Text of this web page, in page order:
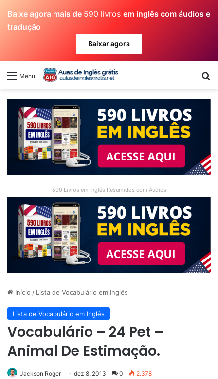
Baixe agora mais de 590 livros em inglês com áudios e
tradução
Baixar agora
Menu
590 Livros em Inglês Resumidos com Áudios
Início / Lista de Vocabulário em Inglês
Lista de Vocabulário em Inglês
Vocabulário – 24 Pet –
Animal De Estimação.
Jackson Roger dez 8, 2013 0 2.378